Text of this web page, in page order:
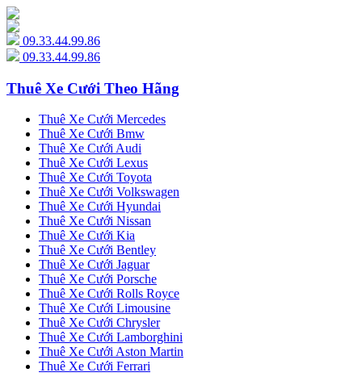
09.33.44.99.86
09.33.44.99.86
Thuê Xe Cưới Theo Hãng
Thuê Xe Cưới Mercedes
Thuê Xe Cưới Bmw
Thuê Xe Cưới Audi
Thuê Xe Cưới Lexus
Thuê Xe Cưới Toyota
Thuê Xe Cưới Volkswagen
Thuê Xe Cưới Hyundai
Thuê Xe Cưới Nissan
Thuê Xe Cưới Kia
Thuê Xe Cưới Bentley
Thuê Xe Cưới Jaguar
Thuê Xe Cưới Porsche
Thuê Xe Cưới Rolls Royce
Thuê Xe Cưới Limousine
Thuê Xe Cưới Chrysler
Thuê Xe Cưới Lamborghini
Thuê Xe Cưới Aston Martin
Thuê Xe Cưới Ferrari